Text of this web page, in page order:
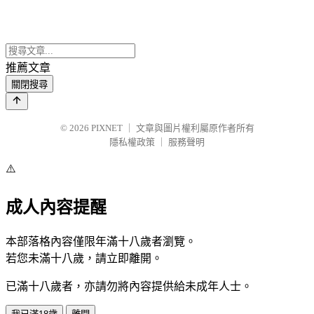
推薦文章
關閉搜尋
© 2026 PIXNET
文章與圖片權利屬原作者所有
隱私權政策
服務聲明
⚠️
成人內容提醒
本部落格內容僅限年滿十八歲者瀏覽。
若您未滿十八歲，請立即離開。
已滿十八歲者，亦請勿將內容提供給未成年人士。